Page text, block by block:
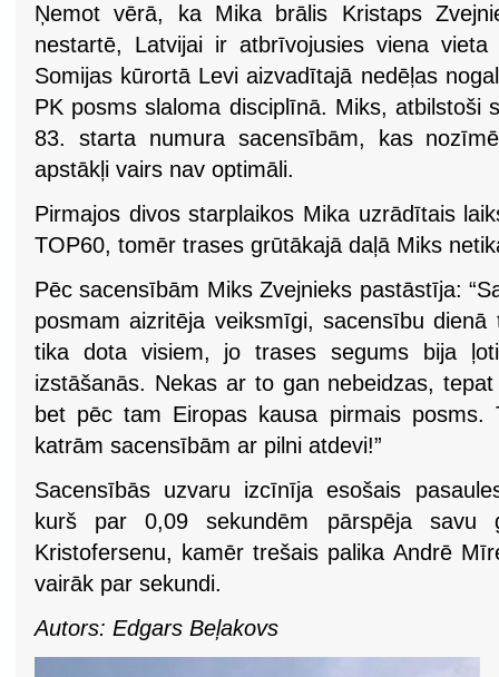
Ņemot vērā, ka Mika brālis Kristaps
nestartē, Latvijai ir atbrīvojusies viena vieta
Somijas kūrortā Levi aizvadītajā nedēļas
PK posms slaloma disciplīnā. Miks, atbilstoši
83. starta numura sacensībām, kas
apstākļi vairs nav optimāli.
Pirmajos divos starplaikos Mika uzrādītais
TOP60, tomēr trases grūtākajā daļā Miks
Pēc sacensībām Miks Zvejnieks pastāstīja:
posmam aizritēja veiksmīgi, sacensību
tika dota visiem, jo trases segums bija
izstāšanās. Nekas ar to gan nebeidzas,
bet pēc tam Eiropas kausa pirmais posms.
katrām sacensībām ar pilni atdevi!”
Sacensībās uzvaru izcīnīja esošais
kurš par 0,09 sekundēm pārspēja savu
Kristofersenu, kamēr trešais palika Andrē
vairāk par sekundi.
Autors: Edgars Beļakovs